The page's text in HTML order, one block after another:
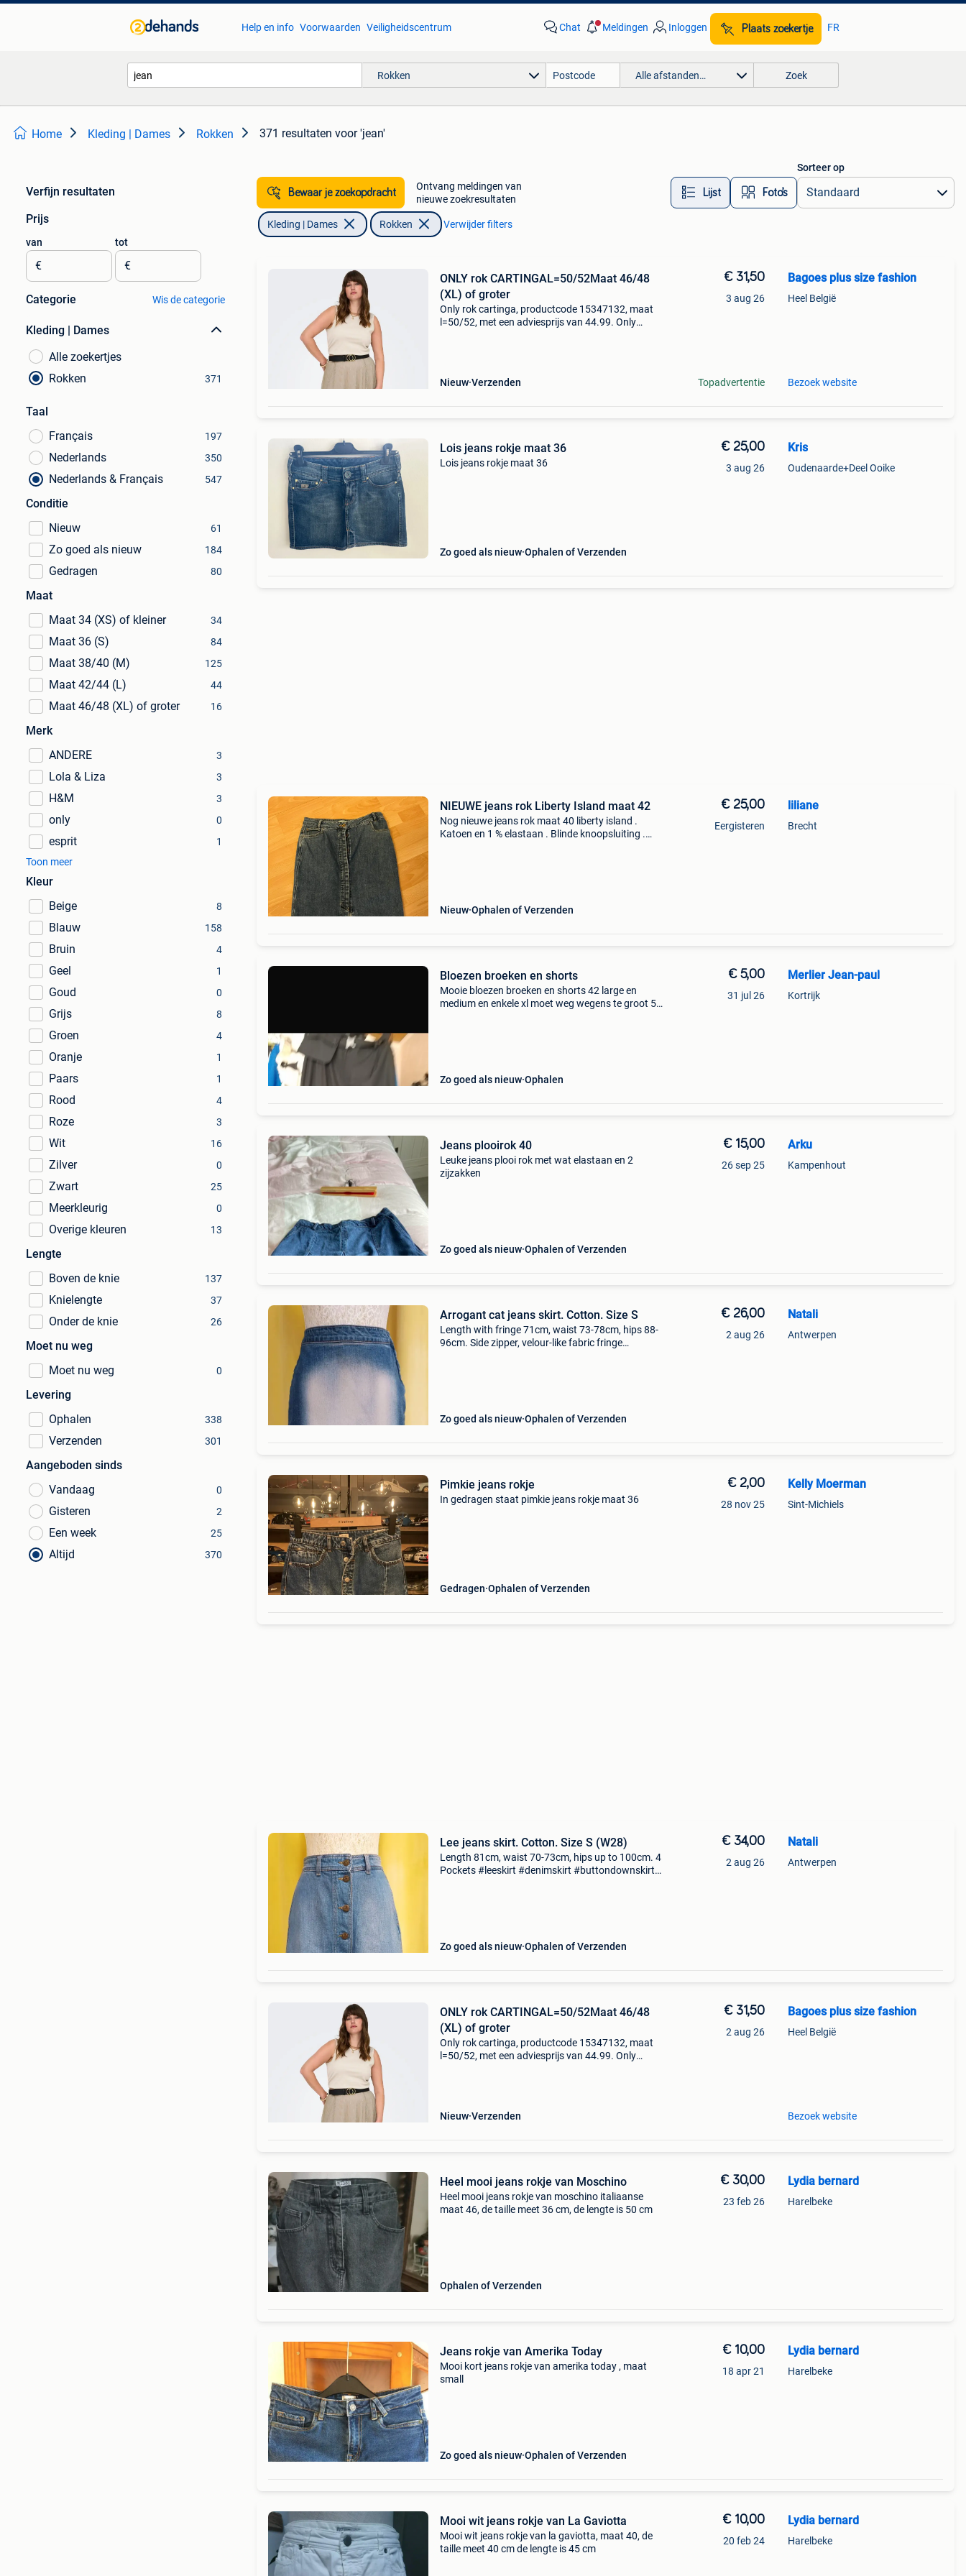
Help en info Voorwaarden Veiligheidscentrum Chat Meldingen Inloggen Plaats zoekertje FR
Rokken Alle afstanden… Zoek
Home Kleding | Dames Rokken 371 resultaten voor 'jean'
Verfijn resultaten
Prijs
van
€
tot
€
Categorie Wis de categorie
Kleding | Dames
Alle zoekertjes
Rokken
371
Taal
Français
197
Nederlands 350
Nederlands & Français 547
Conditie
Nieuw
61
Zo goed als nieuw 184
Gedragen 80
Maat
Maat 34 (XS) of kleiner
34
Maat 36 (S) 84
Maat 38/40 (M) 125
Maat 42/44 (L) 44
Maat 46/48 (XL) of groter 16
Merk
ANDERE
3
Lola & Liza 3
H&M 3
only 0
esprit
1
Toon meer
Kleur
Beige
8
Blauw 158
Bruin 4
Geel 1
Goud 0
Grijs 8
Groen 4
Oranje 1
Paars 1
Rood 4
Roze 3
Wit 16
Zilver 0
Zwart 25
Meerkleurig 0
Overige kleuren 13
Lengte
Boven de knie
137
Knielengte 37
Onder de knie 26
Moet nu weg
Moet nu weg
0
Levering
Ophalen
338
Verzenden 301
Aangeboden sinds
Vandaag
0
Gisteren 2
Een week 25
Altijd 370
Bewaar je zoekopdracht
Ontvang meldingen van
nieuwe zoekresultaten
Lijst Foto’s
Sorteer op
Kleding | Dames Rokken Verwijder filters
ONLY rok CARTINGAL=50/52Maat 46/48
(XL) of groter
Only rok cartinga, productcode 15347132, maat
l=50/52, met een adviesprijs van 44.99. Only
Nieuw Verzenden
€ 31,50
3 aug 26
Topadvertentie
Bagoes plus size fashion
Heel België
Bezoek website
Lois jeans rokje maat 36
Lois jeans rokje maat 36
Zo goed als nieuw Ophalen of Verzenden
€ 25,00
3 aug 26
Kris
Oudenaarde+Deel Ooike
NIEUWE jeans rok Liberty Island maat 42
Nog nieuwe jeans rok maat 40 liberty island .
Katoen en 1 % elastaan . Blinde knoopsluiting .
Nieuw Ophalen of Verzenden
€ 25,00
Eergisteren
liliane
Brecht
Bloezen broeken en shorts
Mooie bloezen broeken en shorts 42 large en
medium en enkele xl moet weg wegens te groot 5€
Zo goed als nieuw Ophalen
€ 5,00
31 jul 26
Merlier Jean-paul
Kortrijk
Jeans plooirok 40
Leuke jeans plooi rok met wat elastaan en 2
zijzakken
Zo goed als nieuw Ophalen of Verzenden
€ 15,00
26 sep 25
Arku
Kampenhout
Arrogant cat jeans skirt. Cotton. Size S
Length with fringe 71cm, waist 73-78cm, hips 88-
96cm. Side zipper, velour-like fabric fringe
Zo goed als nieuw Ophalen of Verzenden
€ 26,00
2 aug 26
Natali
Antwerpen
Pimkie jeans rokje
In gedragen staat pimkie jeans rokje maat 36
Gedragen Ophalen of Verzenden
€ 2,00
28 nov 25
Kelly Moerman
Sint-Michiels
Lee jeans skirt. Cotton. Size S (W28)
Length 81cm, waist 70-73cm, hips up to 100cm. 4
Pockets #leeskirt #denimskirt #buttondownskirt
Zo goed als nieuw Ophalen of Verzenden
€ 34,00
2 aug 26
Natali
Antwerpen
ONLY rok CARTINGAL=50/52Maat 46/48
(XL) of groter
Only rok cartinga, productcode 15347132, maat
l=50/52, met een adviesprijs van 44.99. Only
Nieuw Verzenden
€ 31,50
2 aug 26
Bagoes plus size fashion
Heel België
Bezoek website
Heel mooi jeans rokje van Moschino
Heel mooi jeans rokje van moschino italiaanse
maat 46, de taille meet 36 cm, de lengte is 50 cm
Ophalen of Verzenden
€ 30,00
23 feb 26
Lydia bernard
Harelbeke
Jeans rokje van Amerika Today
Mooi kort jeans rokje van amerika today , maat
small
Zo goed als nieuw Ophalen of Verzenden
€ 10,00
18 apr 21
Lydia bernard
Harelbeke
Mooi wit jeans rokje van La Gaviotta
Mooi wit jeans rokje van la gaviotta, maat 40, de
taille meet 40 cm de lengte is 45 cm
€ 10,00
20 feb 24
Lydia bernard
Harelbeke